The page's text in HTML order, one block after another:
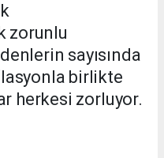
zorunlu
sayısında
birlikte
herkesi zorluyor.